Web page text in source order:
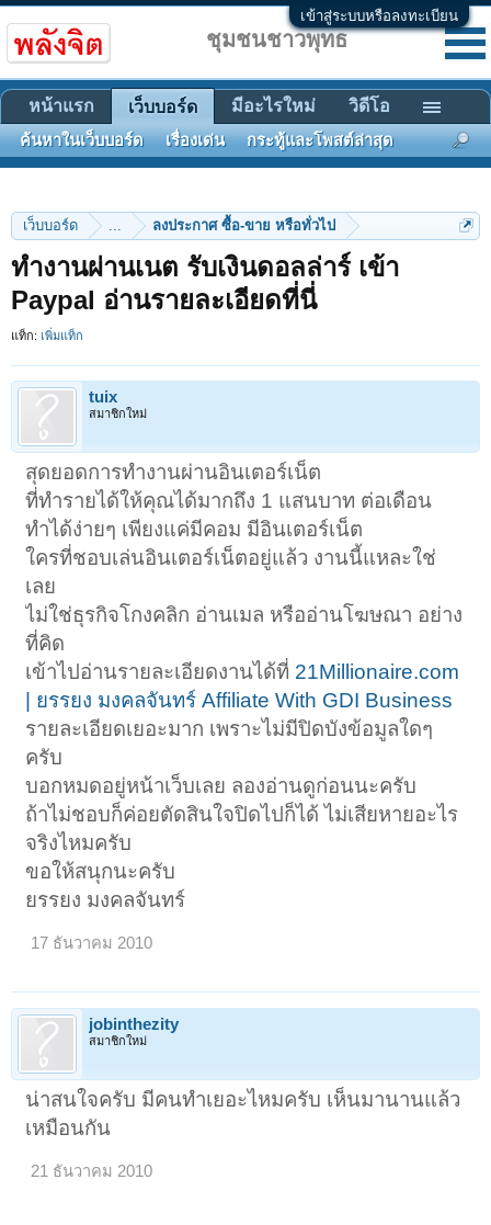
เข้าสู่ระบบหรือลงทะเบียน
เว็บบอร์ด ... ลงประกาศ ซื้อ-ขาย หรือทั่วไป
ทำงานผ่านเนต รับเงินดอลล่าร์ เข้า
Paypal อ่านรายละเอียดที่นี่
แท็ก: เพิ่มแท็ก
tuix
สมาชิกใหม่
สุดยอดการทำงานผ่านอินเตอร์เน็ต
ที่ทำรายได้ให้คุณได้มากถึง 1 แสนบาท ต่อเดือน
ทำได้ง่ายๆ เพียงแค่มีคอม มีอินเตอร์เน็ต
ใครที่ชอบเล่นอินเตอร์เน็ตอยู่แล้ว งานนี้แหละใช่
เลย
ไม่ใช่ธุรกิจโกงคลิก อ่านเมล หรืออ่านโฆษณา อย่าง
ที่คิด
เข้าไปอ่านรายละเอียดงานได้ที่ 21Millionaire.com
| ยรรยง มงคลจันทร์ Affiliate With GDI Business
รายละเอียดเยอะมาก เพราะไม่มีปิดบังข้อมูลใดๆ
ครับ
บอกหมดอยู่หน้าเว็บเลย ลองอ่านดูก่อนนะครับ
ถ้าไม่ชอบก็ค่อยตัดสินใจปิดไปก็ได้ ไม่เสียหายอะไร
จริงไหมครับ
ขอให้สนุกนะครับ
ยรรยง มงคลจันทร์
17 ธันวาคม 2010
jobinthezity
สมาชิกใหม่
น่าสนใจครับ มีคนทำเยอะไหมครับ เห็นมานานแล้ว
เหมือนกัน
21 ธันวาคม 2010
ชุมชนชาวพุทธ
หน้าแรก เว็บบอร์ด
ค้นหาในเว็บบอร์ด เรื่องเด่น กระทู้และโพสต์ล่าสุด
มีอะไรใหม่ วิดีโอ